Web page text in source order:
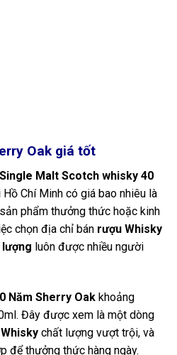
Oak giá tốt
Malt Scotch whisky 40
Hồ Chí Minh có giá bao nhiêu là
phẩm thưởng thức hoặc kinh
chọn địa chỉ bán rượu Whisky
luôn được nhiều người
Năm Sherry Oak khoảng
Đây được xem là một dòng
chất lượng vượt trội, và
để thưởng thức hàng ngày.